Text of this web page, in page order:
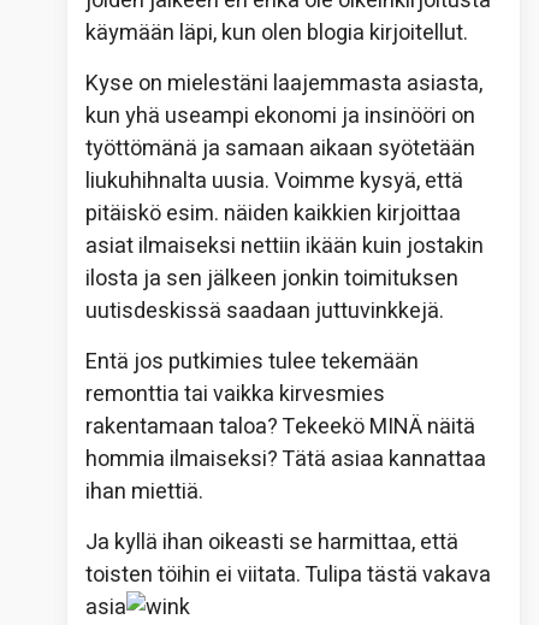
käymään läpi, kun olen blogia kirjoitellut.
Kyse on mielestäni laajemmasta asiasta,
kun yhä useampi ekonomi ja insinööri on
työttömänä ja samaan aikaan syötetään
liukuhihnalta uusia. Voimme kysyä, että
pitäiskö esim. näiden kaikkien kirjoittaa
asiat ilmaiseksi nettiin ikään kuin jostakin
ilosta ja sen jälkeen jonkin toimituksen
uutisdeskissä saadaan juttuvinkkejä.
Entä jos putkimies tulee tekemään
remonttia tai vaikka kirvesmies
rakentamaan taloa? Tekeekö MINÄ näitä
hommia ilmaiseksi? Tätä asiaa kannattaa
ihan miettiä.
Ja kyllä ihan oikeasti se harmittaa, että
toisten töihin ei viitata. Tulipa tästä vakava
asia